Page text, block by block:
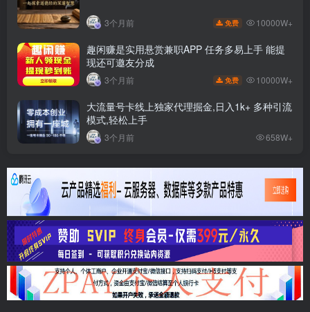
3个月前 免费 10000W+
趣闲赚是实用悬赏兼职APP 任务多易上手 能提
现还可邀友分成
3个月前 免费 10000W+
大流量号卡线上独家代理掘金,日入1k+ 多种引流
模式,轻松上手
3个月前 658W+